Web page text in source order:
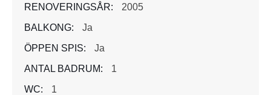
RENOVERINGSÅR:
2005
BALKONG:
Ja
ÖPPEN SPIS:
Ja
ANTAL BADRUM:
1
WC:
1